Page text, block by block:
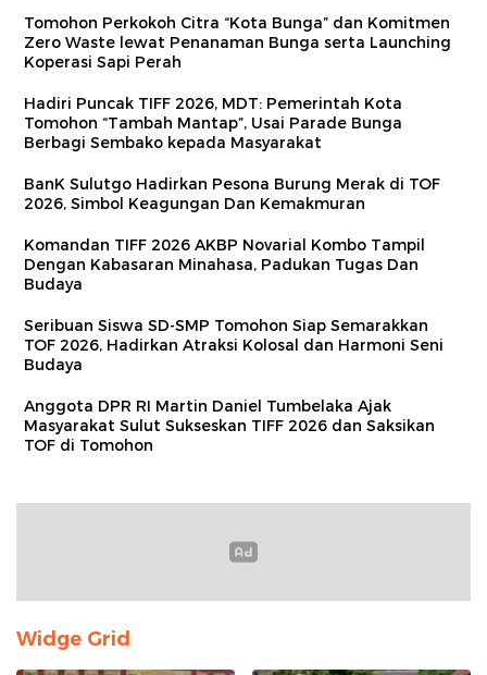
Tomohon Perkokoh Citra “Kota Bunga” dan Komitmen
Zero Waste lewat Penanaman Bunga serta Launching
Koperasi Sapi Perah
Hadiri Puncak TIFF 2026, MDT: Pemerintah Kota
Tomohon “Tambah Mantap”, Usai Parade Bunga
Berbagi Sembako kepada Masyarakat
BanK Sulutgo Hadirkan Pesona Burung Merak di TOF
2026, Simbol Keagungan Dan Kemakmuran
Komandan TIFF 2026 AKBP Novarial Kombo Tampil
Dengan Kabasaran Minahasa, Padukan Tugas Dan
Budaya
Seribuan Siswa SD-SMP Tomohon Siap Semarakkan
TOF 2026, Hadirkan Atraksi Kolosal dan Harmoni Seni
Budaya
Anggota DPR RI Martin Daniel Tumbelaka Ajak
Masyarakat Sulut Sukseskan TIFF 2026 dan Saksikan
TOF di Tomohon
Widge Grid